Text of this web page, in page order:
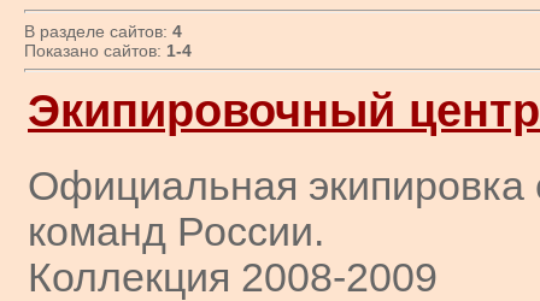
В разделе сайтов: 4
Показано сайтов: 1-4
Экипировочный центр
Официальная экипировка
команд России.
Коллекция 2008-2009